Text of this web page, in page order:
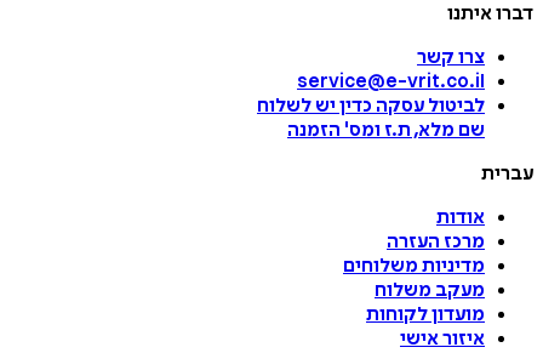
דברו איתנו
צרו קשר
service@e-vrit.co.il
לביטול עסקה כדין יש לשלוח
שם מלא, ת.ז ומס' הזמנה
עברית
אודות
מרכז העזרה
מדיניות משלוחים
מעקב משלוח
מועדון לקוחות
איזור אישי